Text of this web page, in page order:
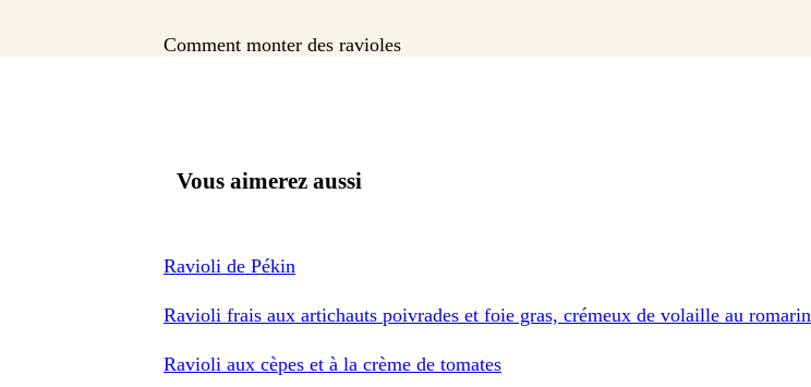
Comment monter des ravioles
Vous aimerez aussi
Ravioli de Pékin
Ravioli frais aux artichauts poivrades et foie gras, crémeux de volaille au romarin
Ravioli aux cèpes et à la crème de tomates